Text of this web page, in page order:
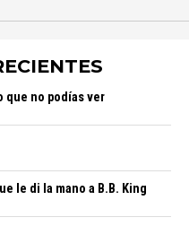
que no podías ver
le di la mano a B.B. King